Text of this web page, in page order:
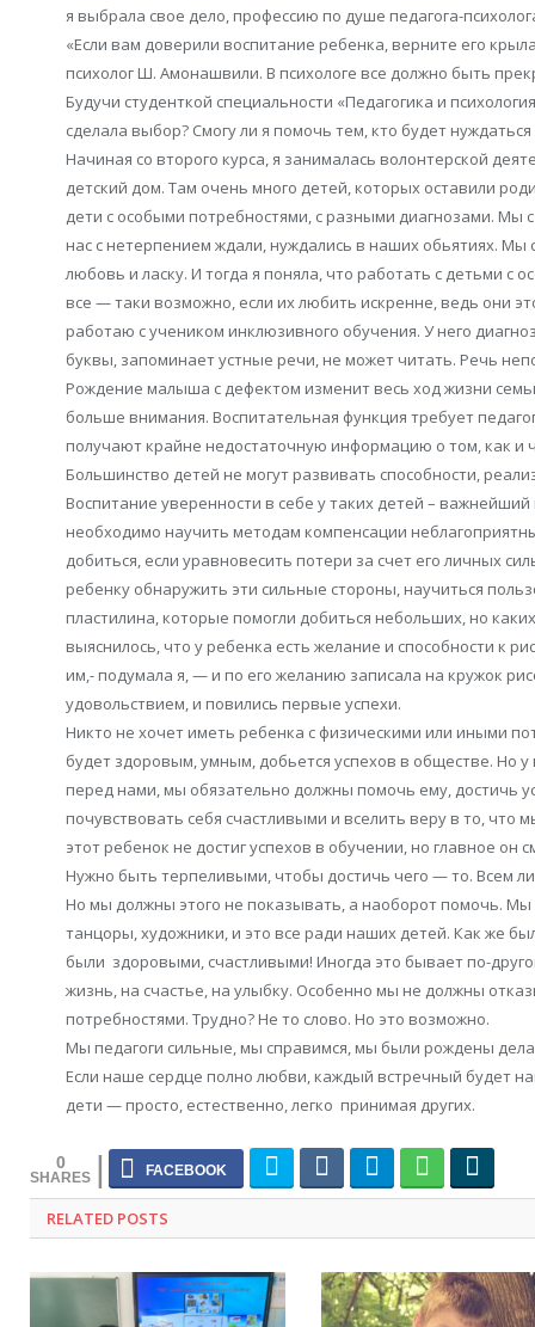
я выбрала свое дело, профессию по душе педагога-
«Если вам доверили воспитание ребенка, верните его
психолог Ш. Амонашвили. В психологе все должно быть
Будучи студенткой специальности «Педагогика и
сделала выбор? Смогу ли я помочь тем, кто будет
Начиная со второго курса, я занималась волонтерской
детский дом. Там очень много детей, которых оставили
дети с особыми потребностями, с разными диагнозами. Мы
нас с нетерпением ждали, нуждались в наших обьятиях.
любовь и ласку. И тогда я поняла, что работать с детьми с
все — таки возможно, если их любить искренне, ведь они
работаю с учеником инклюзивного обучения. У него
буквы, запоминает устные речи, не может читать. Речь
Рождение малыша с дефектом изменит весь ход жизни
больше внимания. Воспитательная функция требует
получают крайне недостаточную информацию о том, как и
Большинство детей не могут развивать способности,
Воспитание уверенности в себе у таких детей –
необходимо научить методам компенсации
добиться, если уравновесить потери за счет его личных
ребенку обнаружить эти сильные стороны, научиться
пластилина, которые помогли добиться небольших, но
выяснилось, что у ребенка есть желание и способности к
им,- подумала я, — и по его желанию записала на кружок
удовольствием, и повились первые успехи.
Никто не хочет иметь ребенка с физическими или иными
будет здоровым, умным, добьется успехов в обществе. Но
перед нами, мы обязательно должны помочь ему, достичь
почувствовать себя счастливыми и вселить веру в то,
этот ребенок не достиг успехов в обучении, но главное он
Нужно быть терпеливыми, чтобы достичь чего — то. Всем
Но мы должны этого не показывать, а наоборот помочь.
танцоры, художники, и это все ради наших детей. Как же
были здоровыми, счастливыми! Иногда это бывает по-
жизнь, на счастье, на улыбку. Особенно мы не должны
потребностями. Трудно? Не то слово. Но это возможно.
Мы педагоги сильные, мы справимся, мы были рождены
Если наше сердце полно любви, каждый встречный будет
дети — просто, естественно, легко принимая других.
0
RELATED POSTS